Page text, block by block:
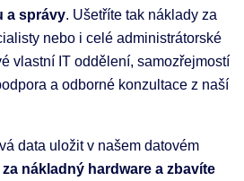
a správy. Ušetříte tak náklady za
nebo i celé administrátorské
vlastní IT oddělení, samozřejmostí
a odborné konzultace z naší
data uložit v našem datovém
nákladný hardware a zbavíte